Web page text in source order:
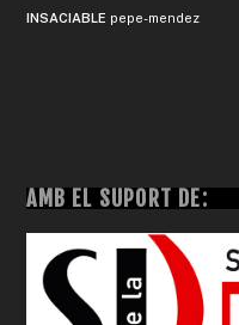
INSACIABLE pepe-mendez
AMB EL SUPORT DE: